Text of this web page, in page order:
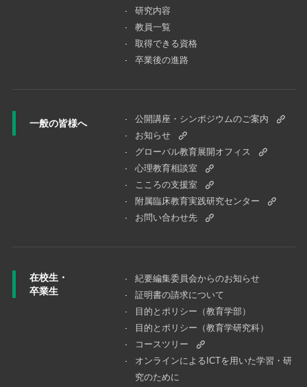
研究内容
教員一覧
取得できる資格
卒業後の進路
一般の皆様へ
公開講座・シンポジウムのご案内
お知らせ
グローバル教育展開オフィス
心理教育相談室
こころの支援室
附属臨床教育実践研究センター
お問い合わせ先
在校生・
卒業生
紀要編集委員会からのお知らせ
証明書の請求について
目的とポリシー（教育学部）
目的とポリシー（教育学研究科）
コースツリー
オンラインによるICTを用いた学習・研
究のために